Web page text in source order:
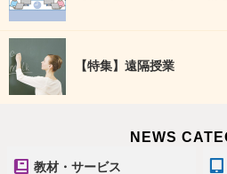
【特集】遠隔授業
NEWS
教材・サービス